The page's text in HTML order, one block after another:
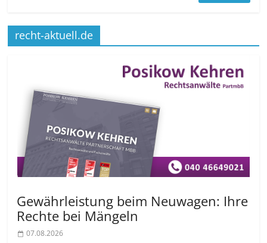
recht-aktuell.de
Gewährleistung beim Neuwagen: Ihre
Rechte bei Mängeln
07.08.2026